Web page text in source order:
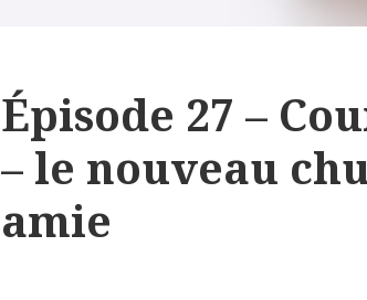
Épisode 27 –
– le nouveau
amie